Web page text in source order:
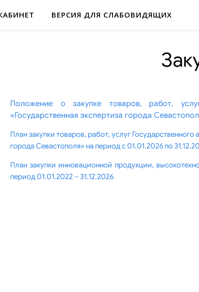
ВЕРСИЯ ДЛЯ СЛАБОВИДЯЩИХ
Положение о закупке товаров, работ,
«Государственная экспертиза города
План закупки товаров, работ, услуг
города Севастополя» на период с 01.01.2026 по
План закупки инновационной продукции,
период 01.01.2022 – 31.12.2026